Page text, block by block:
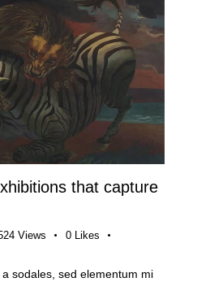
that capture
Views 0
Likes
sodales, sed elementum mi